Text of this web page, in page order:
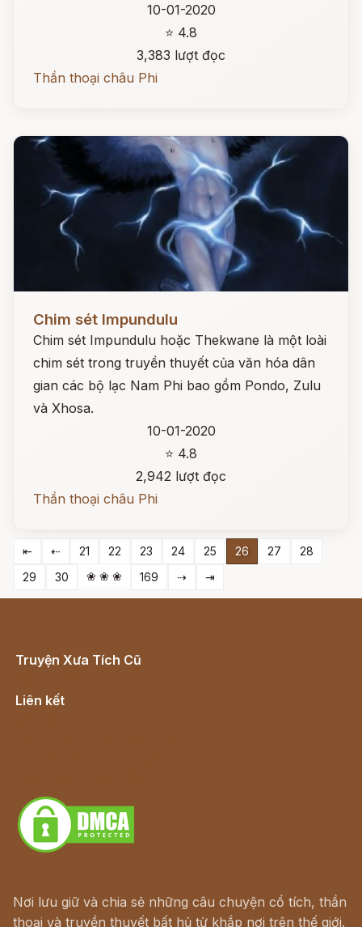
10-01-2020
⭐ 4.8
3,383 lượt đọc
Thần thoại châu Phi
Chim sét Impundulu
Chim sét Impundulu hoặc Thekwane là một loài
chim sét trong truyền thuyết của văn hóa dân
gian các bộ lạc Nam Phi bao gồm Pondo, Zulu
và Xhosa.
10-01-2020
⭐ 4.8
2,942 lượt đọc
Thần thoại châu Phi
⇤ ⇠ 21 22 23 24 25 26 27
28
29
30 ❀ ❀ ❀ 169 ⇢ ⇥
Truyện Xưa Tích Cũ
Liên kết
Nơi lưu giữ và chia sẻ những câu chuyện cổ tích, thần
thoại và truyền thuyết bất hủ từ khắp nơi trên thế giới.